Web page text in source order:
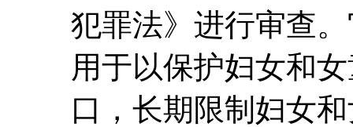
犯罪法》进行审查
用于以保护妇女和
口，长期限制妇女